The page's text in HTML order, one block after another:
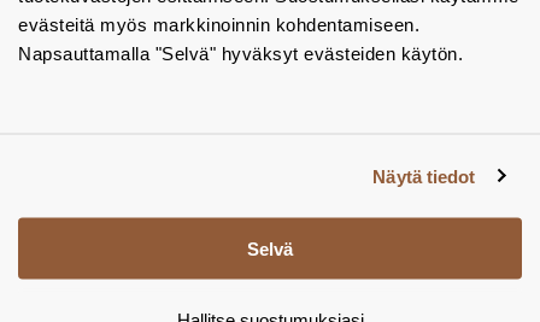
evästeitä myös markkinoinnin kohdentamiseen.
Napsauttamalla "Selvä" hyväksyt evästeiden käytön.
Näytä tiedot
Selvä
Yhteystiedot
Tiedotteet